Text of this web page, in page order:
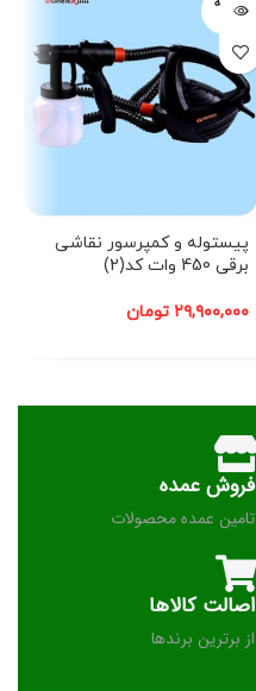
شده
پیستوله و کمپرسور نقاشی
برقی 450 وات کد(2)
۲۹,۹۰۰,۰۰۰ تومان
فروش عمده
تامین عمده محصولات
اصالت کالاها
از برترین برندها